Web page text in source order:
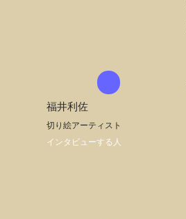
福井利佐
切り絵アーティスト
インタビューする人